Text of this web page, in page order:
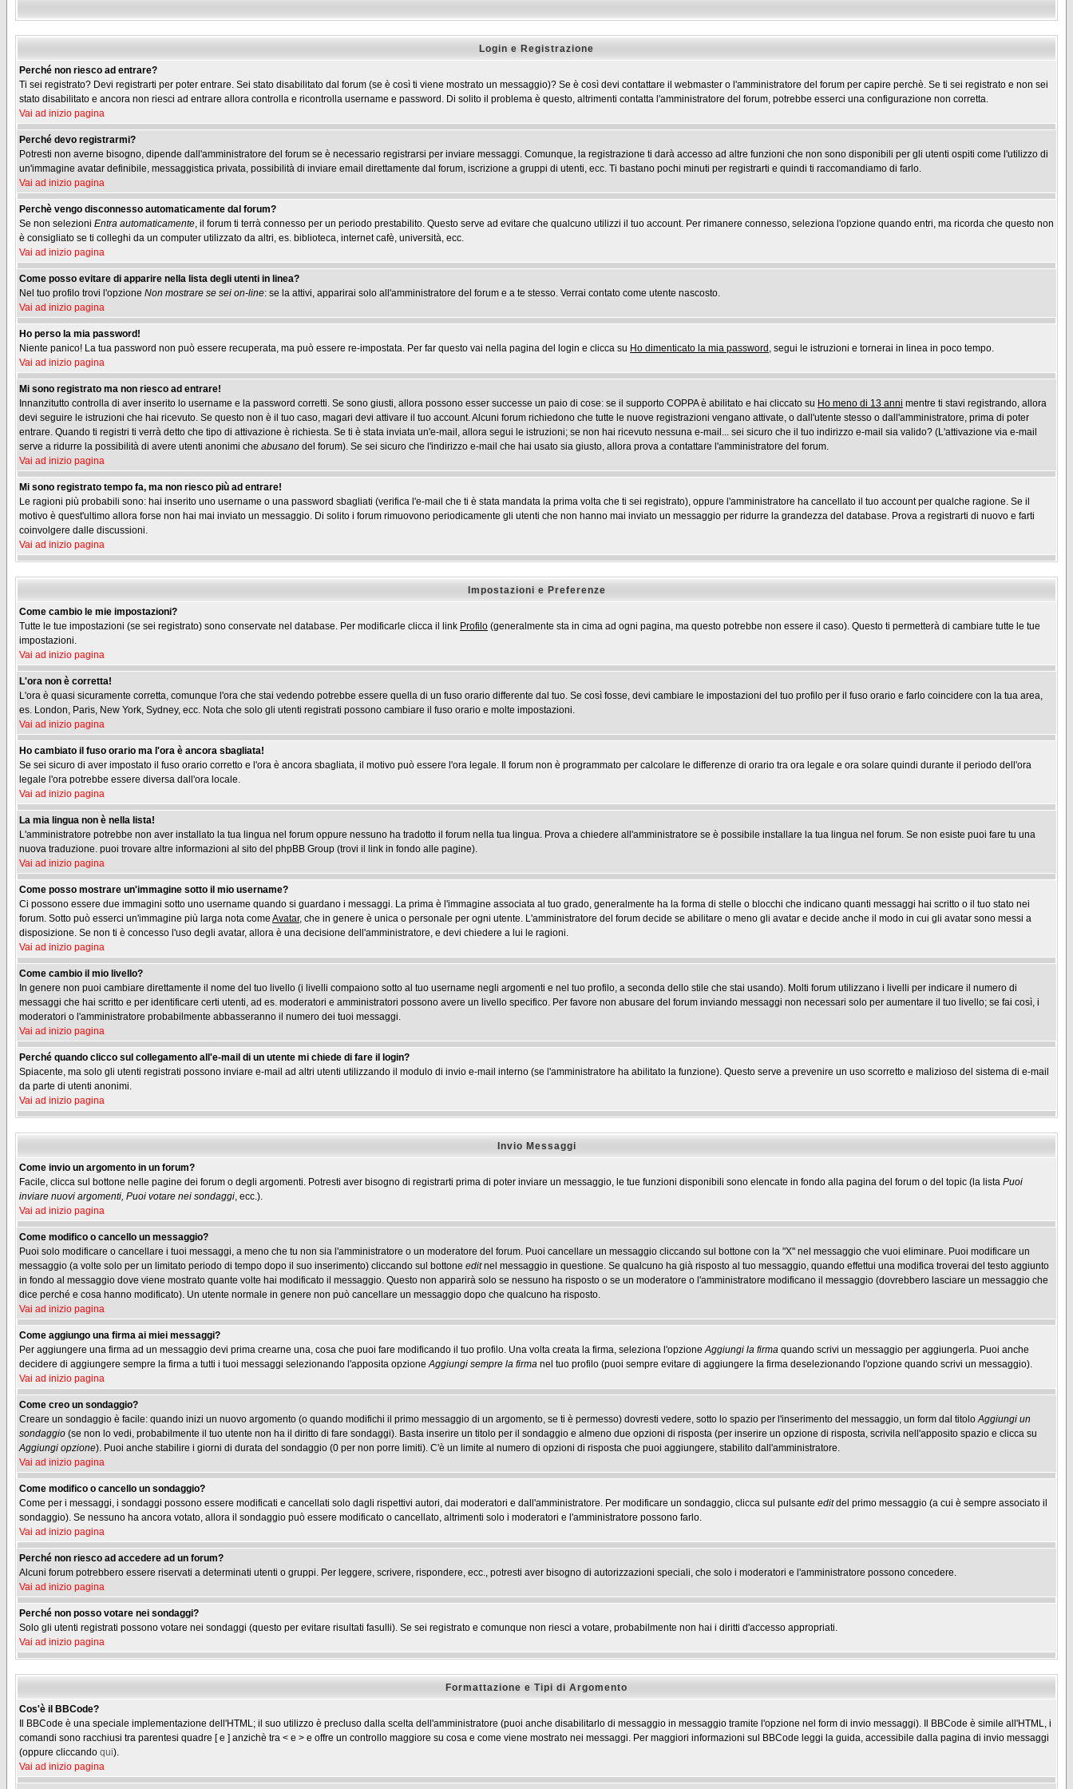
Login e Registrazione
Perché non riesco ad entrare?
Ti sei registrato? Devi registrarti per poter entrare. Sei stato disabilitato dal forum (se è così ti viene mostrato un messaggio)? Se è così devi contattare il webmaster o l'amministratore del forum per capire perchè. Se ti sei registrato e non sei
stato disabilitato e ancora non riesci ad entrare allora controlla e ricontrolla username e password. Di solito il problema è questo, altrimenti contatta l'amministratore del forum, potrebbe esserci una configurazione non corretta.
Vai ad inizio pagina
Perché devo registrarmi?
Potresti non averne bisogno, dipende dall'amministratore del forum se è necessario registrarsi per inviare messaggi. Comunque, la registrazione ti darà accesso ad altre funzioni che non sono disponibili per gli utenti ospiti come l'utilizzo di
un'immagine avatar definibile, messaggistica privata, possibilità di inviare email direttamente dal forum, iscrizione a gruppi di utenti, ecc. Ti bastano pochi minuti per registrarti e quindi ti raccomandiamo di farlo.
Vai ad inizio pagina
Perchè vengo disconnesso automaticamente dal forum?
Se non selezioni Entra automaticamente, il forum ti terrà connesso per un periodo prestabilito. Questo serve ad evitare che qualcuno utilizzi il tuo account. Per rimanere connesso, seleziona l'opzione quando entri, ma ricorda che questo non
è consigliato se ti colleghi da un computer utilizzato da altri, es. biblioteca, internet cafè, università, ecc.
Vai ad inizio pagina
Come posso evitare di apparire nella lista degli utenti in linea?
Nel tuo profilo trovi l'opzione Non mostrare se sei on-line: se la attivi, apparirai solo all'amministratore del forum e a te stesso. Verrai contato come utente nascosto.
Vai ad inizio pagina
Ho perso la mia password!
Niente panico! La tua password non può essere recuperata, ma può essere re-impostata. Per far questo vai nella pagina del login e clicca su Ho dimenticato la mia password , segui le istruzioni e tornerai in linea in poco tempo.
Vai ad inizio pagina
Mi sono registrato ma non riesco ad entrare!
Innanzitutto controlla di aver inserito lo username e la password corretti. Se sono giusti, allora possono esser successe un paio di cose: se il supporto COPPA è abilitato e hai cliccato su Ho meno di 13 anni mentre ti stavi registrando, allora
devi seguire le istruzioni che hai ricevuto. Se questo non è il tuo caso, magari devi attivare il tuo account. Alcuni forum richiedono che tutte le nuove registrazioni vengano attivate, o dall'utente stesso o dall'amministratore, prima di poter
entrare. Quando ti registri ti verrà detto che tipo di attivazione è richiesta. Se ti è stata inviata un'e-mail, allora segui le istruzioni; se non hai ricevuto nessuna e-mail... sei sicuro che il tuo indirizzo e-mail sia valido? (L'attivazione via e-mail
serve a ridurre la possibilità di avere utenti anonimi che abusano del forum). Se sei sicuro che l'indirizzo e-mail che hai usato sia giusto, allora prova a contattare l'amministratore del forum.
Vai ad inizio pagina
Mi sono registrato tempo fa, ma non riesco più ad entrare!
Le ragioni più probabili sono: hai inserito uno username o una password sbagliati (verifica l'e-mail che ti è stata mandata la prima volta che ti sei registrato), oppure l'amministratore ha cancellato il tuo account per qualche ragione. Se il
motivo è quest'ultimo allora forse non hai mai inviato un messaggio. Di solito i forum rimuovono periodicamente gli utenti che non hanno mai inviato un messaggio per ridurre la grandezza del database. Prova a registrarti di nuovo e farti
coinvolgere dalle discussioni.
Vai ad inizio pagina
Impostazioni e Preferenze
Come cambio le mie impostazioni?
Tutte le tue impostazioni (se sei registrato) sono conservate nel database. Per modificarle clicca il link Profilo (generalmente sta in cima ad ogni pagina, ma questo potrebbe non essere il caso). Questo ti permetterà di cambiare tutte le tue
impostazioni.
Vai ad inizio pagina
L'ora non è corretta!
L'ora è quasi sicuramente corretta, comunque l'ora che stai vedendo potrebbe essere quella di un fuso orario differente dal tuo. Se così fosse, devi cambiare le impostazioni del tuo profilo per il fuso orario e farlo coincidere con la tua area,
es. London, Paris, New York, Sydney, ecc. Nota che solo gli utenti registrati possono cambiare il fuso orario e molte impostazioni.
Vai ad inizio pagina
Ho cambiato il fuso orario ma l'ora è ancora sbagliata!
Se sei sicuro di aver impostato il fuso orario corretto e l'ora è ancora sbagliata, il motivo può essere l'ora legale. Il forum non è programmato per calcolare le differenze di orario tra ora legale e ora solare quindi durante il periodo dell'ora
legale l'ora potrebbe essere diversa dall'ora locale.
Vai ad inizio pagina
La mia lingua non è nella lista!
L'amministratore potrebbe non aver installato la tua lingua nel forum oppure nessuno ha tradotto il forum nella tua lingua. Prova a chiedere all'amministratore se è possibile installare la tua lingua nel forum. Se non esiste puoi fare tu una
nuova traduzione. puoi trovare altre informazioni al sito del phpBB Group (trovi il link in fondo alle pagine).
Vai ad inizio pagina
Come posso mostrare un'immagine sotto il mio username?
Ci possono essere due immagini sotto uno username quando si guardano i messaggi. La prima è l'immagine associata al tuo grado, generalmente ha la forma di stelle o blocchi che indicano quanti messaggi hai scritto o il tuo stato nei
forum. Sotto può esserci un'immagine più larga nota come Avatar, che in genere è unica o personale per ogni utente. L'amministratore del forum decide se abilitare o meno gli avatar e decide anche il modo in cui gli avatar sono messi a
disposizione. Se non ti è concesso l'uso degli avatar, allora è una decisione dell'amministratore, e devi chiedere a lui le ragioni.
Vai ad inizio pagina
Come cambio il mio livello?
In genere non puoi cambiare direttamente il nome del tuo livello (i livelli compaiono sotto al tuo username negli argomenti e nel tuo profilo, a seconda dello stile che stai usando). Molti forum utilizzano i livelli per indicare il numero di
messaggi che hai scritto e per identificare certi utenti, ad es. moderatori e amministratori possono avere un livello specifico. Per favore non abusare del forum inviando messaggi non necessari solo per aumentare il tuo livello; se fai così, i
moderatori o l'amministratore probabilmente abbasseranno il numero dei tuoi messaggi.
Vai ad inizio pagina
Perché quando clicco sul collegamento all'e-mail di un utente mi chiede di fare il login?
Spiacente, ma solo gli utenti registrati possono inviare e-mail ad altri utenti utilizzando il modulo di invio e-mail interno (se l'amministratore ha abilitato la funzione). Questo serve a prevenire un uso scorretto e malizioso del sistema di e-mail
da parte di utenti anonimi.
Vai ad inizio pagina
Invio Messaggi
Come invio un argomento in un forum?
Facile, clicca sul bottone nelle pagine dei forum o degli argomenti. Potresti aver bisogno di registrarti prima di poter inviare un messaggio, le tue funzioni disponibili sono elencate in fondo alla pagina del forum o del topic (la lista Puoi
inviare nuovi argomenti, Puoi votare nei sondaggi, ecc.).
Vai ad inizio pagina
Come modifico o cancello un messaggio?
Puoi solo modificare o cancellare i tuoi messaggi, a meno che tu non sia l'amministratore o un moderatore del forum. Puoi cancellare un messaggio cliccando sul bottone con la "X" nel messaggio che vuoi eliminare. Puoi modificare un
messaggio (a volte solo per un limitato periodo di tempo dopo il suo inserimento) cliccando sul bottone editnel messaggio in questione. Se qualcuno ha già risposto al tuo messaggio, quando effettui una modifica troverai del testo aggiunto
in fondo al messaggio dove viene mostrato quante volte hai modificato il messaggio. Questo non apparirà solo se nessuno ha risposto o se un moderatore o l'amministratore modificano il messaggio (dovrebbero lasciare un messaggio che
dice perché e cosa hanno modificato). Un utente normale in genere non può cancellare un messaggio dopo che qualcuno ha risposto.
Vai ad inizio pagina
Come aggiungo una firma ai miei messaggi?
Per aggiungere una firma ad un messaggio devi prima crearne una, cosa che puoi fare modificando il tuo profilo. Una volta creata la firma, seleziona l'opzioneAggiungi la firma quando scrivi un messaggio per aggiungerla. Puoi anche
decidere di aggiungere sempre la firma a tutti i tuoi messaggi selezionando l'apposita opzioneAggiungi sempre la firma nel tuo profilo (puoi sempre evitare di aggiungere la firma deselezionando l'opzione quando scrivi un messaggio).
Vai ad inizio pagina
Come creo un sondaggio?
Creare un sondaggio è facile: quando inizi un nuovo argomento (o quando modifichi il primo messaggio di un argomento, se ti è permesso) dovresti vedere, sotto lo spazio per l'inserimento del messaggio, un form dal titoloAggiungi un
sondaggio (se non lo vedi, probabilmente il tuo utente non ha il diritto di fare sondaggi). Basta inserire un titolo per il sondaggio e almeno due opzioni di risposta (per inserire un opzione di risposta, scrivila nell'apposito spazio e clicca su
Aggiungi opzione). Puoi anche stabilire i giorni di durata del sondaggio (0 per non porre limiti). C'è un limite al numero di opzioni di risposta che puoi aggiungere, stabilito dall'amministratore.
Vai ad inizio pagina
Come modifico o cancello un sondaggio?
Come per i messaggi, i sondaggi possono essere modificati e cancellati solo dagli rispettivi autori, dai moderatori e dall'amministratore. Per modificare un sondaggio, clicca sul pulsante editdel primo messaggio (a cui è sempre associato il
sondaggio). Se nessuno ha ancora votato, allora il sondaggio può essere modificato o cancellato, altrimenti solo i moderatori e l'amministratore possono farlo.
Vai ad inizio pagina
Perché non riesco ad accedere ad un forum?
Alcuni forum potrebbero essere riservati a determinati utenti o gruppi. Per leggere, scrivere, rispondere, ecc., potresti aver bisogno di autorizzazioni speciali, che solo i moderatori e l'amministratore possono concedere.
Vai ad inizio pagina
Perché non posso votare nei sondaggi?
Solo gli utenti registrati possono votare nei sondaggi (questo per evitare risultati fasulli). Se sei registrato e comunque non riesci a votare, probabilmente non hai i diritti d'accesso appropriati.
Vai ad inizio pagina
Formattazione e Tipi di Argomento
Cos'è il BBCode?
Il BBCode è una speciale implementazione dell'HTML; il suo utilizzo è precluso dalla scelta dell'amministratore (puoi anche disabilitarlo di messaggio in messaggio tramite l'opzione nel form di invio messaggi). Il BBCode è simile all'HTML, i
comandi sono racchiusi tra parentesi quadre [ e ] anzichè tra < e > e offre un controllo maggiore su cosa e come viene mostrato nei messaggi. Per maggiori informazioni sul BBCode leggi la guida, accessibile dalla pagina di invio messaggi
(oppure cliccando qui).
Vai ad inizio pagina